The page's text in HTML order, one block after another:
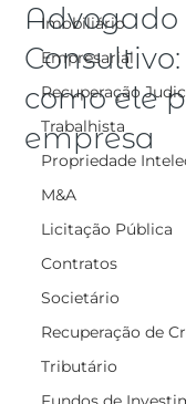
Imobiliário
Empresarial
Recuperação
Trabalhista
Propriedade
M&A
Licitação Pública
Contratos
Societário
Recuperação de
Tributário
como ele
empresa